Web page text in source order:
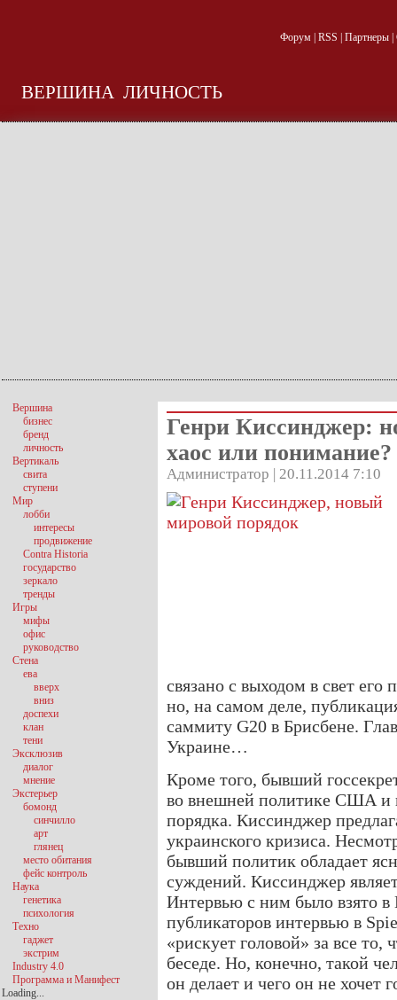
Форум| RSS Партнеры|
ВЕРШИНА ЛИЧНОСТЬ
Генри Киссинджер:
хаос или понимание?
Администратор | 20.11.2014 7:10
связано с выходом в свет его
но, на самом деле,
саммиту G20 в Брисбене.
Украине…
Кроме того, бывший
во внешней политике США и
порядка. Киссинджер
украинского кризиса.
бывший политик обладает
суждений. Киссинджер
Интервью с ним было взято
публикаторов интервью в
«рискует головой» за все то,
беседе. Но, конечно, такой
он делает и чего он не хочет
Вершина
бизнес
бренд
личность
Вертикаль
свита
ступени
Мир
лобби
интересы
продвижение
Contra Historia
государство
зеркало
тренды
Игры
мифы
офис
руководство
Стена
ева
вверх
вниз
доспехи
клан
тени
Эксклюзив
диалог
мнение
Экстерьер
бомонд
синчилло
арт
глянец
место обитания
фейс контроль
Наука
генетика
психология
Техно
гаджет
экстрим
Industry 4.0
Программа и Манифест
Loading...